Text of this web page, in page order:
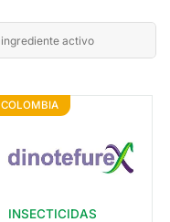
COLOMBIA
INSECTICIDAS